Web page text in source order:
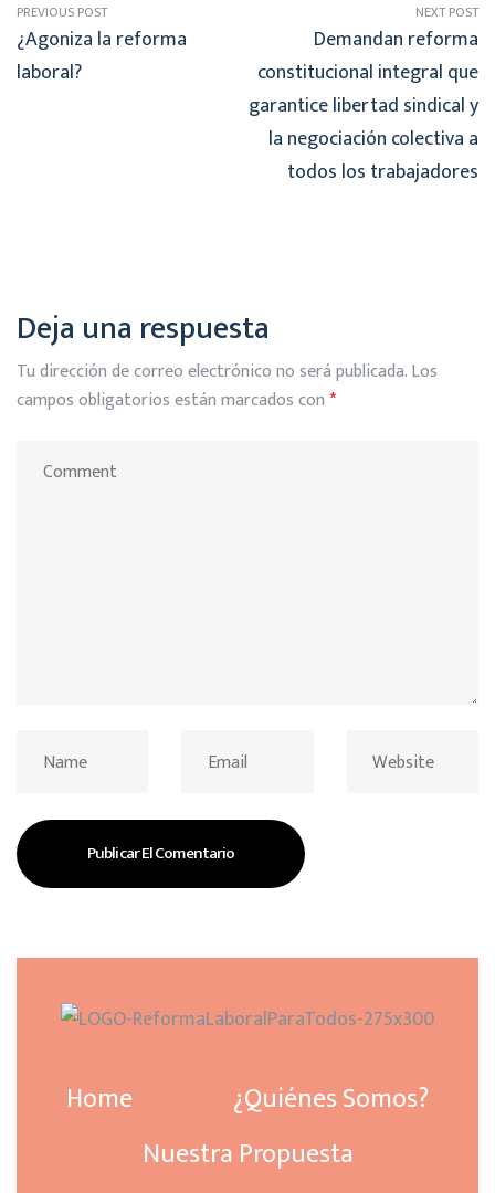
PREVIOUS POST
¿Agoniza la reforma
laboral?
NEXT POST
Demandan reforma
constitucional integral que
garantice libertad sindical y
la negociación colectiva a
todos los trabajadores
Deja una respuesta
Tu dirección de correo electrónico no será publicada.Los
campos obligatorios están marcados con*
Home
¿Quiénes Somos?
Nuestra Propuesta